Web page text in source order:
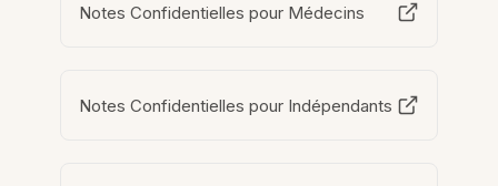
Notes Confidentielles pour Médecins
Notes Confidentielles pour Indépendants